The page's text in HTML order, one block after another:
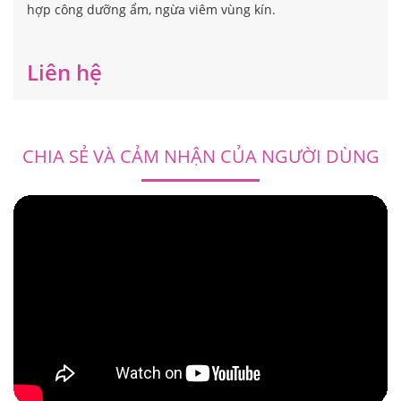
hợp công dưỡng ẩm, ngừa viêm vùng kín.
Liên hệ
CHIA SẺ VÀ CẢM NHẬN CỦA NGƯỜI DÙNG